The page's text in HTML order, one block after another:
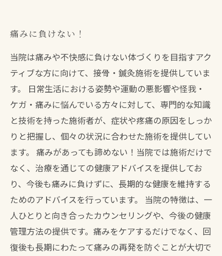
痛みに負けない！
当院は痛みや不快感に負けない体づくりを目指すアク
ティブな方に向けて、接骨・鍼灸施術を提供していま
す。 日常生活における姿勢や運動の悪影響や怪我・
ケガ・痛みに悩んでいる方々に対して、専門的な知識
と技術を持った施術者が、症状や疼痛の原因をしっか
りと把握し、個々の状況に合わせた施術を提供してい
ます。 痛みがあっても諦めない！当院では施術だけで
なく、治療を通じての健康アドバイスを提供してお
り、今後も痛みに負けずに、長期的な健康を維持する
ためのアドバイスを行っています。 当院の特徴は、一
人ひとりと向き合ったカウンセリングや、今後の健康
管理方法の提供です。痛みをケアするだけでなく、回
復後も長期にわたって痛みの再発を防ぐことが大切で